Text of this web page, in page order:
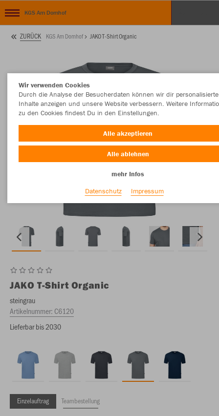
KGS Am Domhof
ZURÜCK KGS Am Domhof JAKO T-Shirt Organic
JAKO T-Shirt Organic
steingrau
Artikelnummer: C6120
Lieferbar bis 2030
Einzelauftrag Teambestellung
Wir verwenden Cookies
Durch die Analyse der Besucherdaten können wir dir personalisierte
Inhalte anzeigen und unsere Website verbessern. Weitere
zu den Cookies findest Du in den Einstellungen.
Alle akzeptieren
Alle ablehnen
mehr Infos
Datenschutz
Impressum